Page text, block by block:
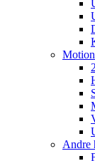
Motion
Andre